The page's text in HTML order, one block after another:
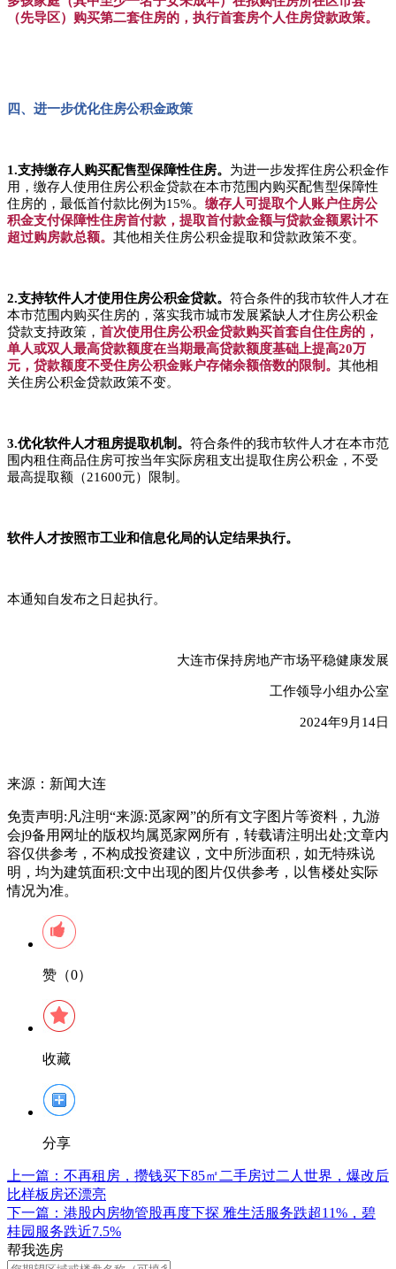
（先导区）购买第二套住房的，执行首套房个人住房贷款政策。
四、进一步优化住房公积金政策
1.支持缴存人购买配售型保障性住房。 为进一步发挥住房公积金作
用，缴存人使用住房公积金贷款在本市范围内购买配售型保障性
住房的，最低首付款比例为15%。 缴存人可提取个人账户住房公
积金支付保障性住房首付款，提取首付款金额与贷款金额累计不
超过购房款总额。 其他相关住房公积金提取和贷款政策不变。
2.支持软件人才使用住房公积金贷款。 符合条件的我市软件人才在
本市范围内购买住房的，落实我市城市发展紧缺人才住房公积金
贷款支持政策， 首次使用住房公积金贷款购买首套自住住房的，
单人或双人最高贷款额度在当期最高贷款额度基础上提高20万
元，贷款额度不受住房公积金账户存储余额倍数的限制。 其他相
关住房公积金贷款政策不变。
3.优化软件人才租房提取机制。 符合条件的我市软件人才在本市范
围内租住商品住房可按当年实际房租支出提取住房公积金，不受
最高提取额（21600元）限制。
软件人才按照市工业和信息化局的认定结果执行。
本通知自发布之日起执行。
大连市保持房地产市场平稳健康发展
工作领导小组办公室
2024年9月14日
来源：新闻大连
免责声明:凡注明“来源:觅家网”的所有文字图片等资料，九游
会j9备用网址的版权均属觅家网所有，转载请注明出处;文章内
容仅供参考，不构成投资建议，文中所涉面积，如无特殊说
明，均为建筑面积:文中出现的图片仅供参考，以售楼处实际
情况为准。
赞（0）
收藏
分享
上一篇： 不再租房，攒钱买下85㎡二手房过二人世界，爆改后
比样板房还漂亮
下一篇： 港股内房物管股再度下探 雅生活服务跌超11%，碧
桂园服务跌近7.5%
帮我选房